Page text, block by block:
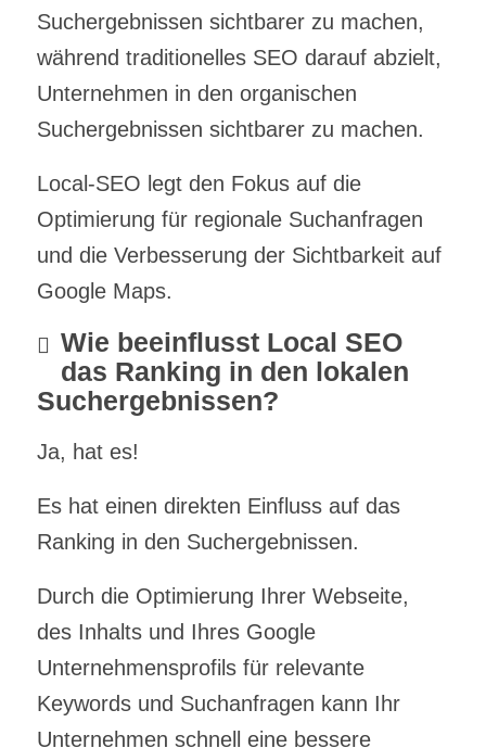
Suchergebnissen sichtbarer zu machen,
während traditionelles SEO darauf abzielt,
Unternehmen in den organischen
Suchergebnissen sichtbarer zu machen.
Local-SEO legt den Fokus auf die
Optimierung für regionale Suchanfragen
und die Verbesserung der Sichtbarkeit auf
Google Maps.
Wie beeinflusst Local SEO
das Ranking in den lokalen
Suchergebnissen?
Ja, hat es!
Es hat einen direkten Einfluss auf das
Ranking in den Suchergebnissen.
Durch die Optimierung Ihrer Webseite,
des Inhalts und Ihres Google
Unternehmensprofils für relevante
Keywords und Suchanfragen kann Ihr
Unternehmen schnell eine bessere